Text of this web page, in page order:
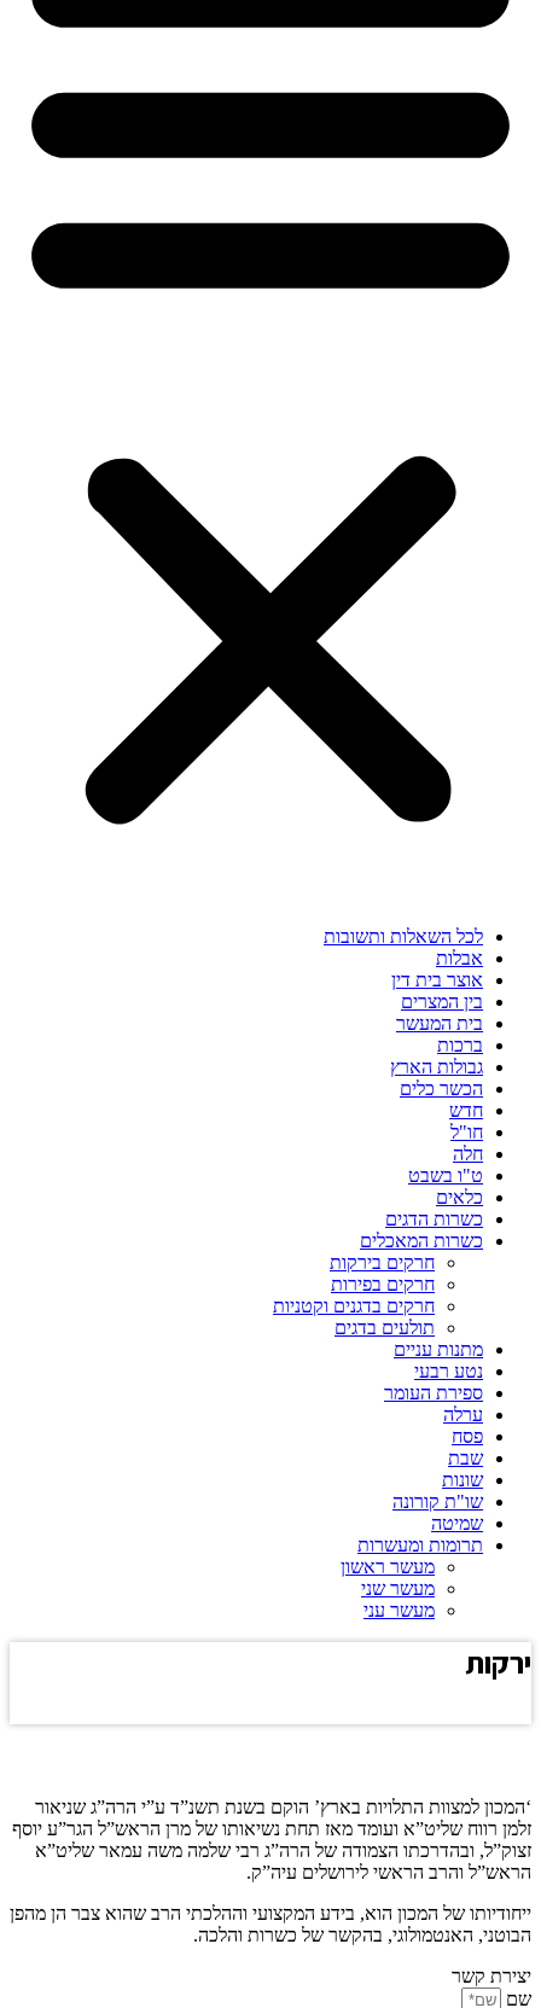
לכל השאלות ותשובות
אבלות
אוצר בית דין
בין המצרים
בית המעשר
ברכות
גבולות הארץ
הכשר כלים
חדש
חו"ל
חלה
ט"ו בשבט
כלאים
כשרות הדגים
כשרות המאכלים
חרקים בירקות
חרקים בפירות
חרקים בדגנים וקטניות
תולעים בדגים
מתנות עניים
נטע רבעי
ספירת העומר
ערלה
פסח
שבת
שונות
שו"ת קורונה
שמיטה
תרומות ומעשרות
מעשר ראשון
מעשר שני
מעשר עני
ירקות
‘המכון למצוות התלויות בארץ’ הוקם בשנת תשנ”ד ע”י הרה”ג שניאור
זלמן רווח שליט”א ועומד מאז תחת נשיאותו של מרן הראש”ל הגר”ע יוסף
זצוק”ל, ובהדרכתו הצמודה של הרה”ג רבי שלמה משה עמאר שליט”א
הראש”ל והרב הראשי לירושלים עיה”ק.
ייחודיותו של המכון הוא, בידע המקצועי וההלכתי הרב שהוא צבר הן מהפן
הבוטני, האנטמולוגי, בהקשר של כשרות והלכה.
יצירת קשר
שם